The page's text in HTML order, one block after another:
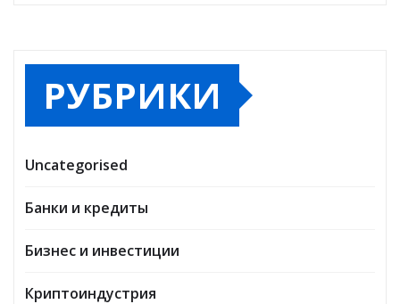
РУБРИКИ
Uncategorised
Банки и кредиты
Бизнес и инвестиции
Криптоиндустрия